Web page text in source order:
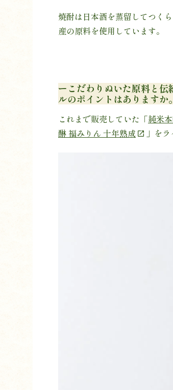
焼酎は日本酒を蒸留してつく
産の原料を使用しています。
ーこだわりぬいた原料と
ルのポイントはありますか。
これまで販売していた「純米
醂 福みりん 十年熟成
」を